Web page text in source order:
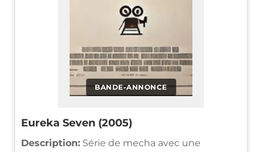
BANDE-ANNONCE
Eureka Seven (2005)
Description: Série de mecha avec une